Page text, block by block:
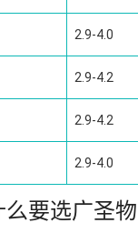
2.9-4.0
2.9-4.2
2.9-4.2
2.9-4.0
要选广圣